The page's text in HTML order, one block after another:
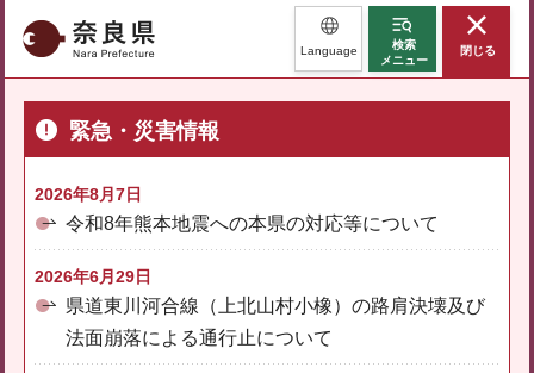
奈良県 Language
検索
メニュー
閉じる
緊急・災害情報
2026年8月7日
令和8年熊本地震への本県の対応等について
2026年6月29日
県道東川河合線（上北山村小橡）の路肩決壊及び
法面崩落による通行止について